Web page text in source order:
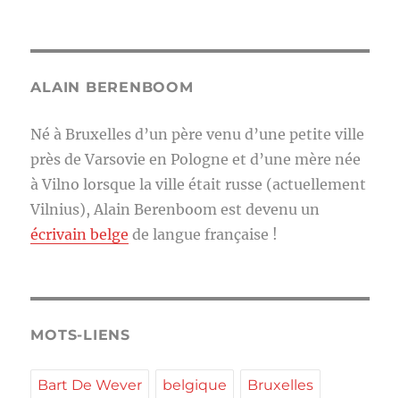
ALAIN BERENBOOM
Né à Bruxelles d’un père venu d’une petite ville
près de Varsovie en Pologne et d’une mère née
à Vilno lorsque la ville était russe (actuellement
Vilnius), Alain Berenboom est devenu un
écrivain belge de langue française !
MOTS-LIENS
Bart De Wever belgique Bruxelles